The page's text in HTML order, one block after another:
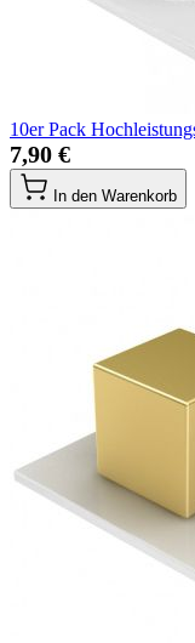
10er Pack
7,90 €
In den Warenkorb